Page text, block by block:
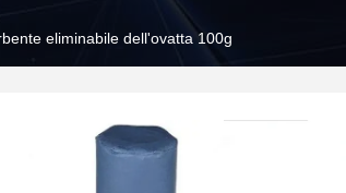
eliminabile dell'ovatta 100g